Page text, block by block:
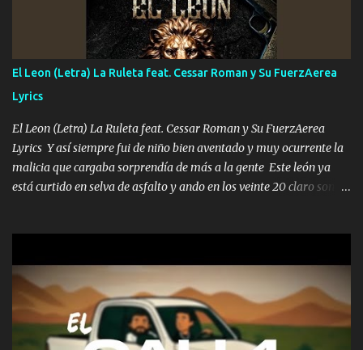
con la mirada siempre en alto A veces me fajó una super o a veces
me fajó una Glock siempre armado todas las generaciones yo
traigo El chiste es que hago lo que quiero pues así soy me mandó
yo tengo el control a todos yo les paro el dedo soy hocicon un
malcriado un malandrón Que Les importa no saben nada falsas
las risas las que me miran hay gente corriente no quieren ve...
El Leon (Letra) La Ruleta feat. Cessar Roman y Su FuerzAerea
Lyrics
El Leon (Letra) La Ruleta feat. Cessar Roman y Su FuerzAerea
Lyrics Y así siempre fui de niño bien aventado y muy ocurrente la
malicia que cargaba sorprendía de más a la gente Este león ya
está curtido en selva de asfalto y ando en los veinte 20 claro son
pa más pues hay charola les voy a dar hasta topar pues no hay de
otra Música Surcando bien mi camino voy por mi línea no veo a
los lados aquel que no corre vuela no se me duerm voy chicoteado
Ya pasé varias hazañas ya tienen rato que me agarran el colmillo
de este León los estatales no sé esperaron Al tiro esta la PrimiZa